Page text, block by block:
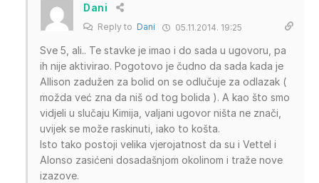
Dani
Reply to Dani 05.11.2014. 19:25
Sve 5, ali.. Te stavke je imao i do sada u ugovoru, pa
ih nije aktivirao. Pogotovo je čudno da sada kada je
Allison zadužen za bolid on se odlučuje za odlazak (
možda već zna da niš od tog bolida ). A kao što smo
vidjeli u slučaju Kimija, valjani ugovor ništa ne znači,
uvijek se može raskinuti, iako to košta.
Isto tako postoji velika vjerojatnost da su i Vettel i
Alonso zasićeni dosadašnjom okolinom i traže nove
izazove.